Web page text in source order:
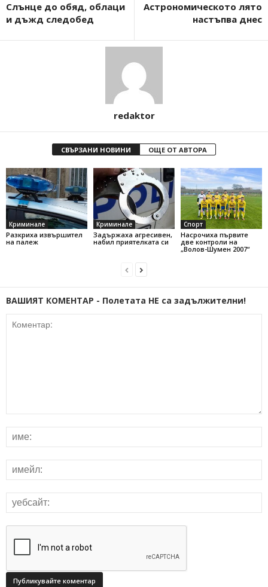
Слънце до обяд, облаци
и дъжд следобед
Астрономическото лято
настъпва днес
redaktor
СВЪРЗАНИ НОВИНИ ОЩЕ ОТ АВТОРА
Криминале
Разкриха извършител
на палеж
Криминале
Задържаха агресивен,
набил приятелката си
Спорт
Насрочиха първите
две контроли на
„Волов-Шумен 2007“
ВАШИЯТ КОМЕНТАР - Полетата НЕ са задължителни!